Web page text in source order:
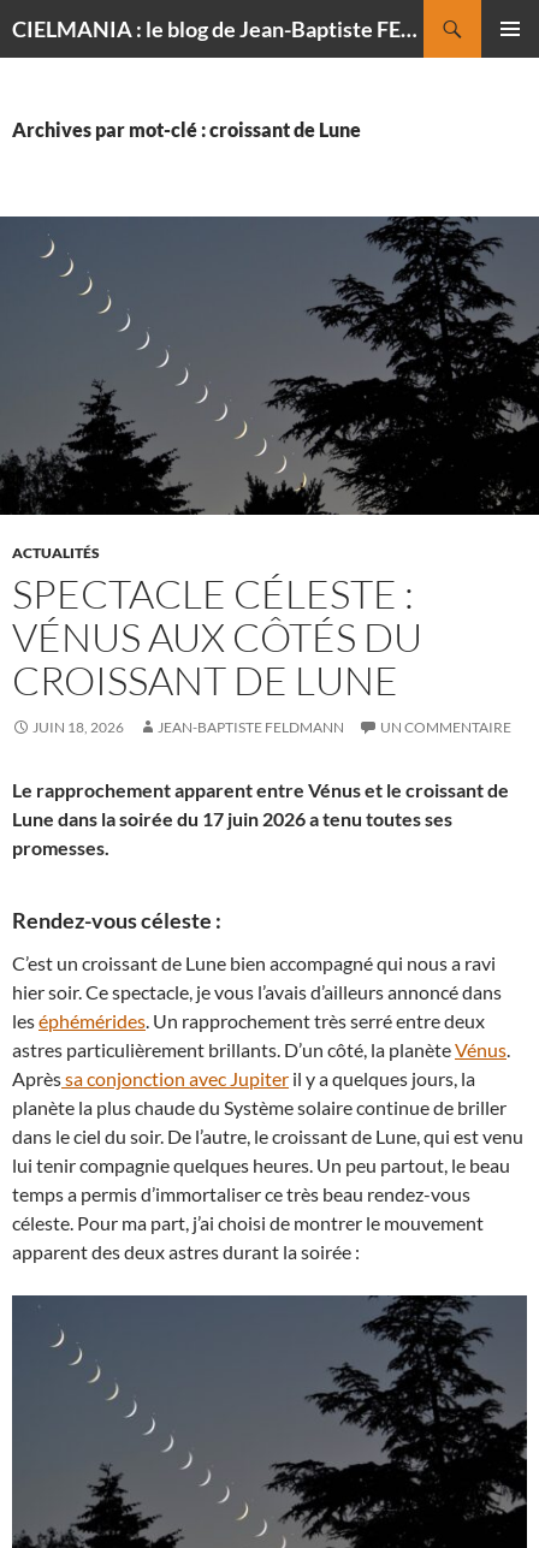
CIELMANIA : le blog de Jean-Baptiste FELDMANN, photographe du ciel
Archives par mot-clé : croissant de Lune
ACTUALITÉS
SPECTACLE CÉLESTE :
VÉNUS AUX CÔTÉS DU
CROISSANT DE LUNE
JUIN 18, 2026 JEAN-BAPTISTE FELDMANN UN COMMENTAIRE
Le rapprochement apparent entre Vénus et le croissant de
Lune dans la soirée du 17 juin 2026 a tenu toutes ses
promesses.
Rendez-vous céleste :
C’est un croissant de Lune bien accompagné qui nous a ravi
hier soir. Ce spectacle, je vous l’avais d’ailleurs annoncé dans
leséphémérides. Un rapprochement très serré entre deux
astres particulièrement brillants. D’un côté, la planèteVénus.
Aprèssa conjonction avec Jupiter il y a quelques jours, la
planète la plus chaude du Système solaire continue de briller
dans le ciel du soir. De l’autre, le croissant de Lune, qui est venu
lui tenir compagnie quelques heures. Un peu partout, le beau
temps a permis d’immortaliser ce très beau rendez-vous
céleste. Pour ma part, j’ai choisi de montrer le mouvement
apparent des deux astres durant la soirée :